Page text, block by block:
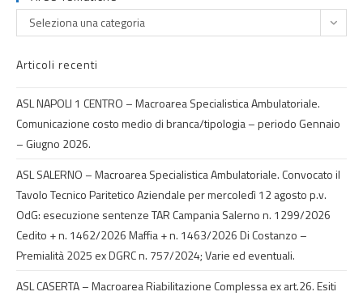
Seleziona una categoria
Articoli recenti
ASL NAPOLI 1 CENTRO – Macroarea Specialistica Ambulatoriale.
Comunicazione costo medio di branca/tipologia – periodo Gennaio
– Giugno 2026.
ASL SALERNO – Macroarea Specialistica Ambulatoriale. Convocato il
Tavolo Tecnico Paritetico Aziendale per mercoledì 12 agosto p.v.
OdG: esecuzione sentenze TAR Campania Salerno n. 1299/2026
Cedito + n. 1462/2026 Maffia + n. 1463/2026 Di Costanzo –
Premialità 2025 ex DGRC n. 757/2024; Varie ed eventuali.
ASL CASERTA – Macroarea Riabilitazione Complessa ex art.26. Esiti